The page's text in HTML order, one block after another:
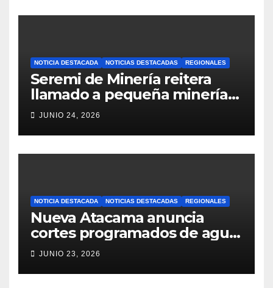
NOTICIA DESTACADA NOTICIAS DESTACADAS REGIONALES
Seremi de Minería reitera
llamado a pequeña minería
para postulaciones PAMMA
Equipa y Desarrolla 2026
JUNIO 24, 2026
NOTICIA DESTACADA NOTICIAS DESTACADAS REGIONALES
Nueva Atacama anuncia
cortes programados de agua
potable en Copiapó y
Caldera: revisa fechas,
horarios y sectores
JUNIO 23, 2026